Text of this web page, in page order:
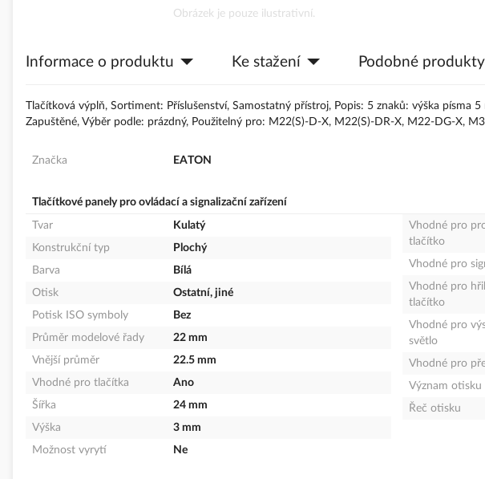
galerie
Obrázek je pouze ilustrativní.
Informace o produktu Ke stažení Podobné produkty
Tlačítková výplň, Sortiment: Příslušenství, Samostatný přístroj, Popis: 5 znaků: výška písma
Zapuštěné, Výběr podle: prázdný, Použitelný pro: M22(S)-D-X, M22(S)-DR-X, M22-DG-X,
Značka EATON
Tlačítkové panely pro ovládací a signalizační zařízení
Tvar
Kulatý
Konstrukční typ
Plochý
Barva
Bílá
Otisk
Ostatní, jiné
Potisk ISO symboly
Bez
Průměr modelové řady
22 mm
Vnější průměr
22.5 mm
Vhodné pro tlačítka
Ano
Šířka
24 mm
Výška
3 mm
Možnost vyrytí
Ne
Vhodné pro
tlačítko
Vhodné pro
Vhodné pro
tlačítko
Vhodné pro
světlo
Vhodné pro
Význam otisku
Řeč otisku